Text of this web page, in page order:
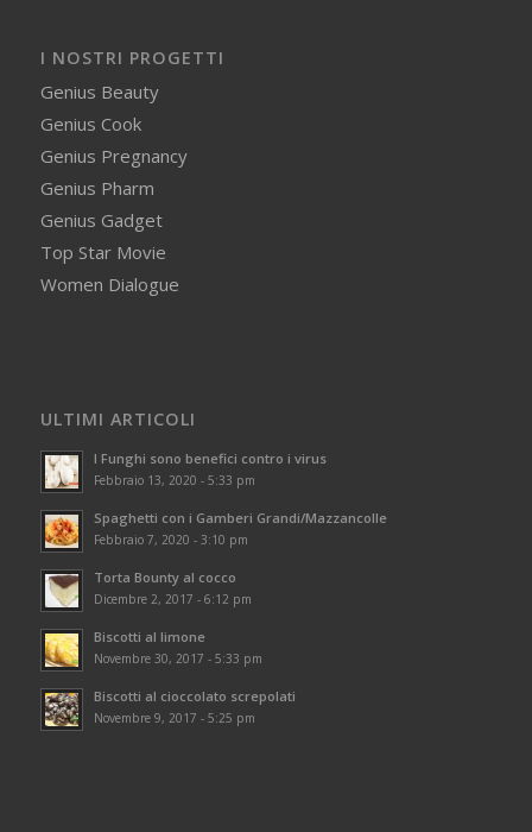
I NOSTRI PROGETTI
Genius Beauty
Genius Cook
Genius Pregnancy
Genius Pharm
Genius Gadget
Top Star Movie
Women Dialogue
ULTIMI ARTICOLI
I Funghi sono benefici contro i virus
Febbraio 13, 2020 - 5:33 pm
Spaghetti con i Gamberi Grandi/Mazzancolle
Febbraio 7, 2020 - 3:10 pm
Torta Bounty al cocco
Dicembre 2, 2017 - 6:12 pm
Biscotti al limone
Novembre 30, 2017 - 5:33 pm
Biscotti al cioccolato screpolati
Novembre 9, 2017 - 5:25 pm